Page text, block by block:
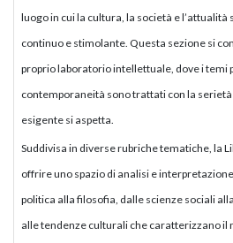
luogo in cui la cultura, la società e
continuo e stimolante. Questa sezione si
proprio laboratorio intellettuale, dove i temi
contemporaneità sono trattati con la
esigente si aspetta.
Suddivisa in diverse rubriche tematiche, la
offrire uno spazio di analisi e
politica alla filosofia, dalle scienze sociali
alle tendenze culturali che caratterizzano il